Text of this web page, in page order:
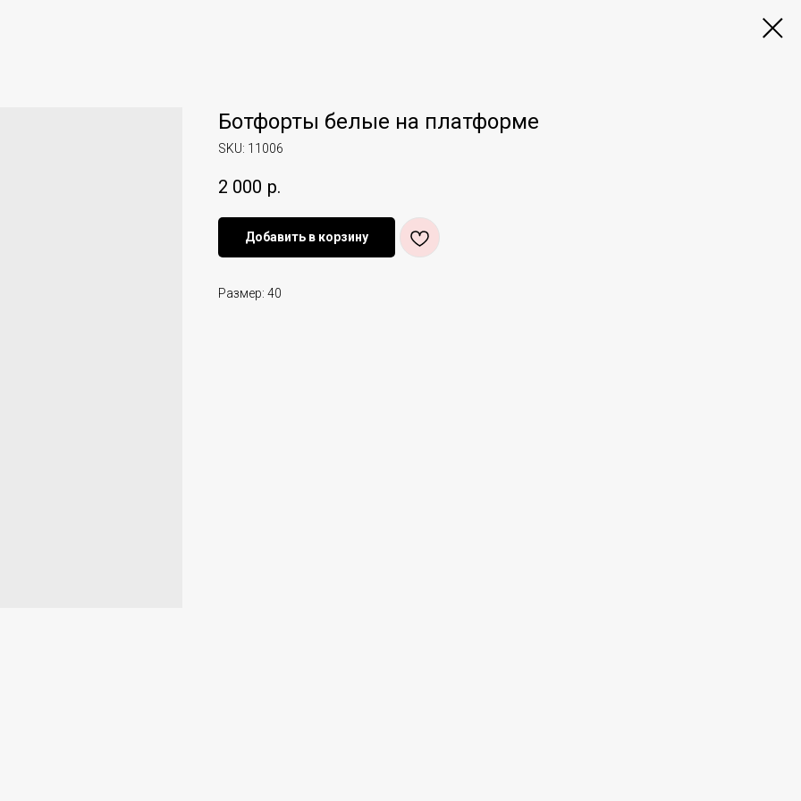
Ботфорты белые на платформе
SKU: 11006
2 000 р.
Добавить в корзину
Размер: 40